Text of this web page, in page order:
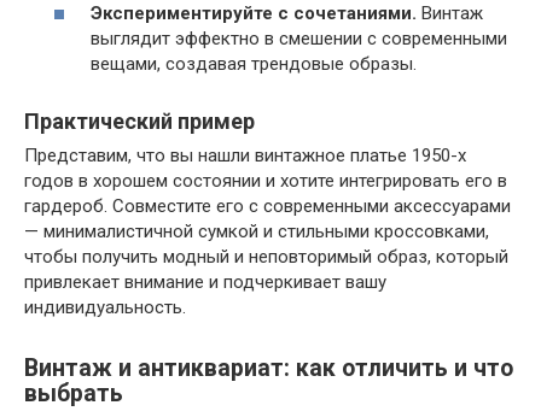
Экспериментируйте с сочетаниями. Винтаж
выглядит эффектно в смешении с современными
вещами, создавая трендовые образы.
Практический пример
Представим, что вы нашли винтажное платье 1950-х
годов в хорошем состоянии и хотите интегрировать его в
гардероб. Совместите его с современными аксессуарами
— минималистичной сумкой и стильными кроссовками,
чтобы получить модный и неповторимый образ, который
привлекает внимание и подчеркивает вашу
индивидуальность.
Винтаж и антиквариат: как отличить и что
выбрать